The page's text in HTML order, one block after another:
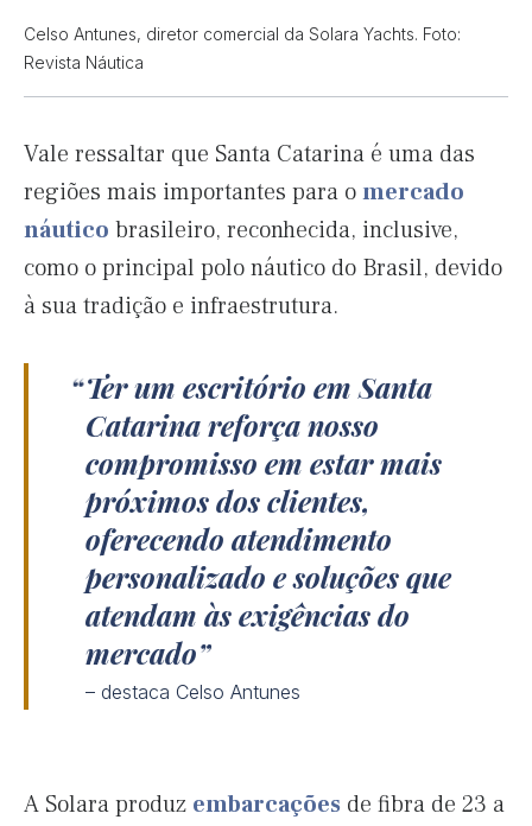
Celso Antunes, diretor comercial da Solara Yachts. Foto:
Revista Náutica
Vale ressaltar que Santa Catarina é uma das
regiões mais importantes para omercado
náutico brasileiro, reconhecida, inclusive,
como o principal polo náutico do Brasil, devido
à sua tradição e infraestrutura.
Ter um escritório em Santa
Catarina reforça nosso
compromisso em estar mais
próximos dos clientes,
oferecendo atendimento
personalizado e soluções que
atendam às exigências do
mercado
– destaca Celso Antunes
A Solara produz embarcações de fibra de 23 a